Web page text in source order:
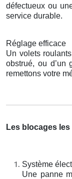
défectueux ou
service durable.
Réglage efficace
Un volets
obstrué, ou d’un
remettons votre
Les blocages
Système
Une panne